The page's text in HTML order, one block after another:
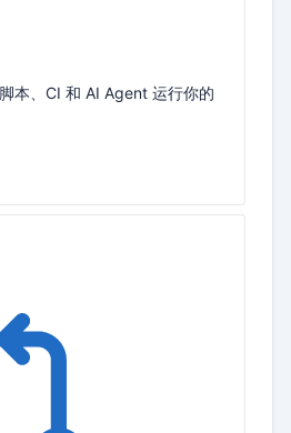
本、CI 和 AI Agent 运行你的